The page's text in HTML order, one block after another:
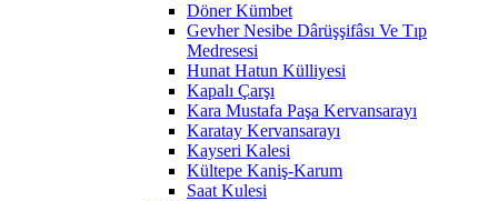
Döner Kümbet
Gevher Nesibe Dârüşşifâsı Ve Tıp
Medresesi
Hunat Hatun Külliyesi
Kapalı Çarşı
Kara Mustafa Paşa Kervansarayı
Karatay Kervansarayı
Kayseri Kalesi
Kültepe Kaniş-Karum
Saat Kulesi